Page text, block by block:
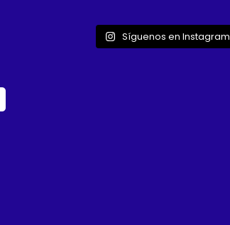
Síguenos en Instagram